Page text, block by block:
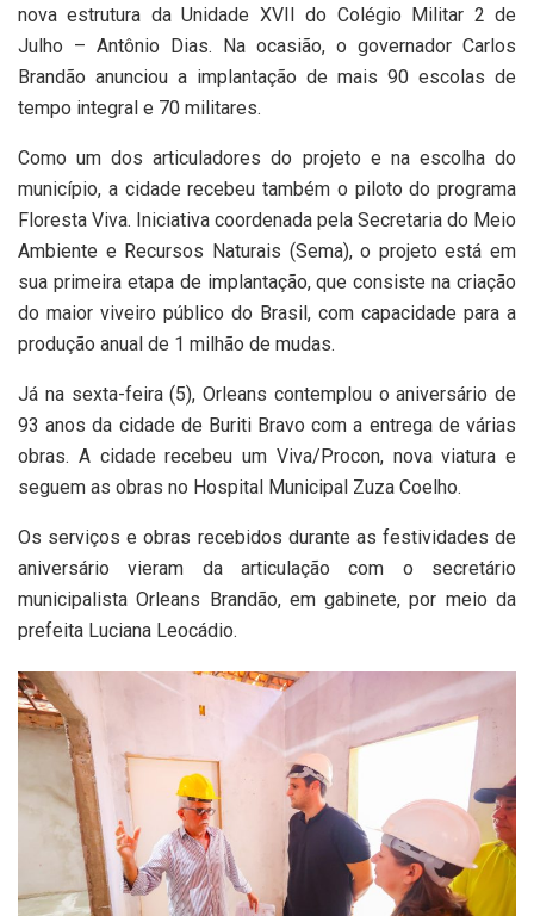
nova estrutura da Unidade XVII do Colégio Militar 2 de
Julho – Antônio Dias. Na ocasião, o governador Carlos
Brandão anunciou a implantação de mais 90 escolas de
tempo integral e 70 militares.
Como um dos articuladores do projeto e na escolha do
município, a cidade recebeu também o piloto do programa
Floresta Viva. Iniciativa coordenada pela Secretaria do Meio
Ambiente e Recursos Naturais (Sema), o projeto está em
sua primeira etapa de implantação, que consiste na criação
do maior viveiro público do Brasil, com capacidade para a
produção anual de 1 milhão de mudas.
Já na sexta-feira (5), Orleans contemplou o aniversário de
93 anos da cidade de Buriti Bravo com a entrega de várias
obras. A cidade recebeu um Viva/Procon, nova viatura e
seguem as obras no Hospital Municipal Zuza Coelho.
Os serviços e obras recebidos durante as festividades de
aniversário vieram da articulação com o secretário
municipalista Orleans Brandão, em gabinete, por meio da
prefeita Luciana Leocádio.